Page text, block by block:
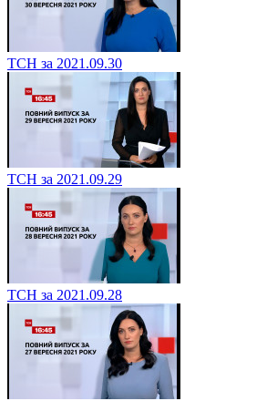
ТСН за 2021.09.30
ТСН за 2021.09.29
ТСН за 2021.09.28